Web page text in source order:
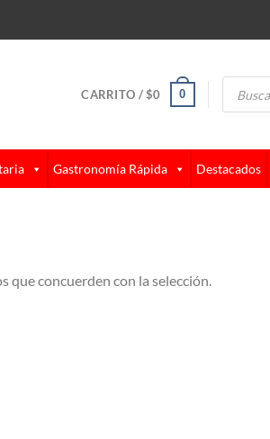
CARRITO /$0 0
Búsqueda
Gastronomía Rápida Destacados
que concuerden con la selección.